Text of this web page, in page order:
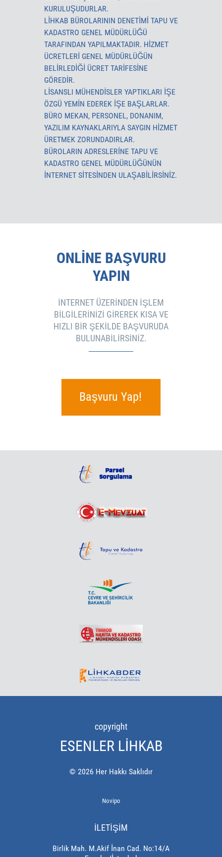
KURULUŞUDURLAR.
LİHKAB BÜROLARININ DENETIMI TAPU VE
KADASTRO GENEL MÜDÜRLÜĞÜ
TARAFINDAN YAPILMAKTADIR. HIZMET
ÜCRETLERI GENEL MÜDÜRLÜĞÜN
BELIRLEDIĞI ÜCRET TARIFESINE
GÖREDIR.
LISANSLI MÜHENDISLER YAPTIKLARI IŞE
ÖZGÜ YEMIN EDEREK IŞE BAŞLARLAR.
BÜRO MEKAN, PERSONEL, DONANIM,
YAZILIM KAYNAKLARIYLA SAYGIN HIZMET
ÜRETMEK ZORUNDADIRLAR.
BÜROLARIN ADRESLERINE TAPU VE
KADASTRO GENEL MÜDÜRLÜĞÜNÜN
İNTERNET SITESINDEN ULAŞABILIRSINIZ.
ONLINE BAŞVURU
YAPIN
İNTERNET ÜZERINDEN IŞLEM
BILGILERINIZI GIREREK KISA VE
HIZLI BIR ŞEKILDE BAŞVURUDA
BULUNABILIRSINIZ.
Başvuru Yap!
copyright
ESENLER LIHKAB
© 2026 Her Hakkı Saklıdır
Novipo
İLETİŞİM
Birlik Mah. M.Akif İnan Cad. No:14/A